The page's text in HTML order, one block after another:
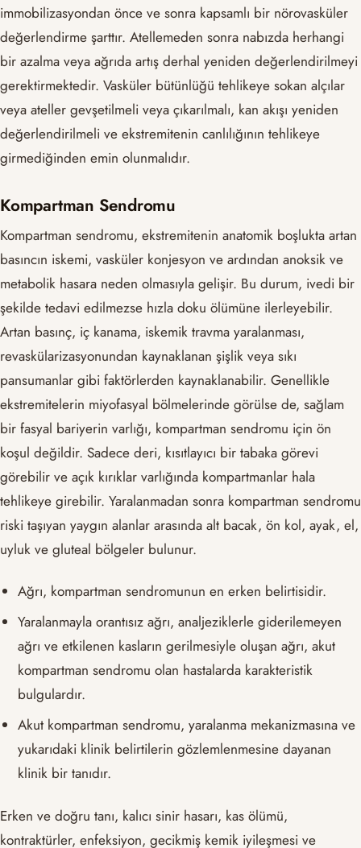
immobilizasyondan önce ve sonra kapsamlı bir nörovasküler
değerlendirme şarttır. Atellemeden sonra nabızda herhangi
bir azalma veya ağrıda artış derhal yeniden değerlendirilmeyi
gerektirmektedir. Vasküler bütünlüğü tehlikeye sokan alçılar
veya ateller gevşetilmeli veya çıkarılmalı, kan akışı yeniden
değerlendirilmeli ve ekstremitenin canlılığının tehlikeye
girmediğinden emin olunmalıdır.
Kompartman Sendromu
Kompartman sendromu, ekstremitenin anatomik boşlukta artan
basıncın iskemi, vasküler konjesyon ve ardından anoksik ve
metabolik hasara neden olmasıyla gelişir. Bu durum, ivedi bir
şekilde tedavi edilmezse hızla doku ölümüne ilerleyebilir.
Artan basınç, iç kanama, iskemik travma yaralanması,
revaskülarizasyonundan kaynaklanan şişlik veya sıkı
pansumanlar gibi faktörlerden kaynaklanabilir. Genellikle
ekstremitelerin miyofasyal bölmelerinde görülse de, sağlam
bir fasyal bariyerin varlığı, kompartman sendromu için ön
koşul değildir. Sadece deri, kısıtlayıcı bir tabaka görevi
görebilir ve açık kırıklar varlığında kompartmanlar hala
tehlikeye girebilir. Yaralanmadan sonra kompartman sendromu
riski taşıyan yaygın alanlar arasında alt bacak, ön kol, ayak, el,
uyluk ve gluteal bölgeler bulunur.
Ağrı, kompartman sendromunun en erken belirtisidir.
Yaralanmayla orantısız ağrı, analjeziklerle giderilemeyen
ağrı ve etkilenen kasların gerilmesiyle oluşan ağrı, akut
kompartman sendromu olan hastalarda karakteristik
bulgulardır.
Akut kompartman sendromu, yaralanma mekanizmasına ve
yukarıdaki klinik belirtilerin gözlemlenmesine dayanan
klinik bir tanıdır.
Erken ve doğru tanı, kalıcı sinir hasarı, kas ölümü,
kontraktürler, enfeksiyon, gecikmiş kemik iyileşmesi ve